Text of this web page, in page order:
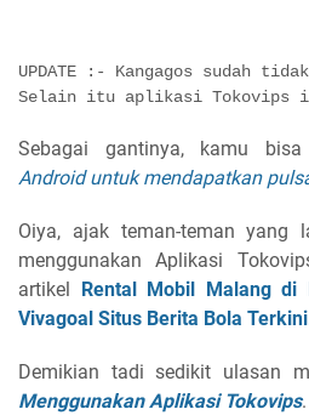
UPDATE :- Kangagos sudah
Selain itu aplikasi Tokovips
Sebagai gantinya, kamu bisa
Android untuk mendapatkan
Oiya, ajak teman-teman
menggunakan Aplikasi
artikel
Rental Mobil Malang di
Vivagoal Situs Berita Bola Terkini
Demikian tadi sedikit ulasan
Menggunakan Aplikasi Tokovips